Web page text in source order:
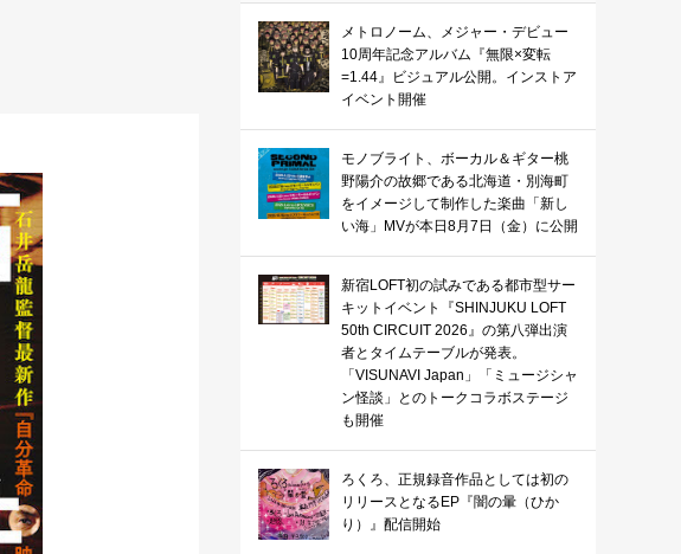
メトロノーム、メジャー・デビュー
10周年記念アルバム『無限×変転
=1.44』ビジュアル公開。インストア
イベント開催
モノブライト、ボーカル＆ギター桃
野陽介の故郷である北海道・別海町
をイメージして制作した楽曲「新し
い海」MVが本日8月7日（金）に公開
新宿LOFT初の試みである都市型サー
キットイベント『SHINJUKU LOFT
50th CIRCUIT 2026』の第八弾出演
者とタイムテーブルが発表。
「VISUNAVI Japan」「ミュージシャ
ン怪談」とのトークコラボステージ
も開催
ろくろ、正規録音作品としては初の
リリースとなるEP『闇の暈（ひか
り）』配信開始